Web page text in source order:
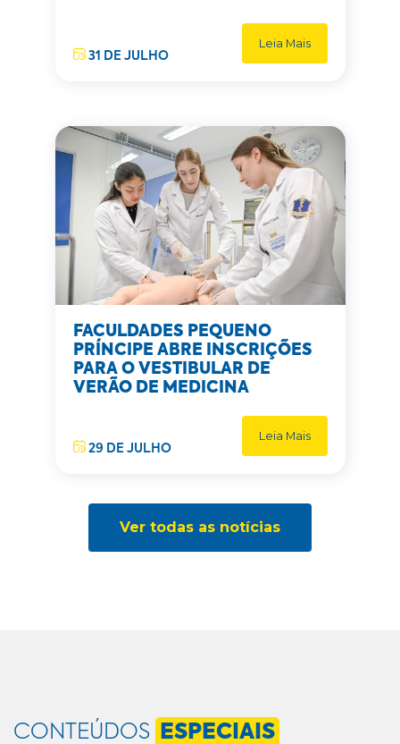
31 DE JULHO
Leia Mais
FACULDADES PEQUENO
PRÍNCIPE ABRE INSCRIÇÕES
PARA O VESTIBULAR DE
VERÃO DE MEDICINA
29 DE JULHO
Leia Mais
Ver todas as notícias
CONTEÚDOS ESPECIAIS